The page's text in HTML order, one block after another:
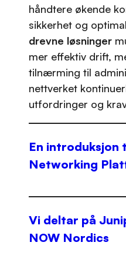
håndtere økende
sikkerhet og
drevne løsninger
mer effektiv drift,
tilnærming til
nettverket
utfordringer og
En introduksjon
Networking
Vi deltar på
NOW Nordics